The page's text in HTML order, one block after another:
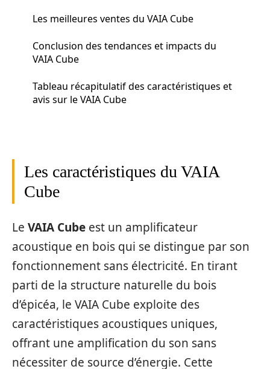
Les meilleures ventes du VAIA Cube
Conclusion des tendances et impacts du
VAIA Cube
Tableau récapitulatif des caractéristiques et
avis sur le VAIA Cube
Les caractéristiques du VAIA
Cube
Le VAIA Cube est un amplificateur
acoustique en bois qui se distingue par son
fonctionnement sans électricité. En tirant
parti de la structure naturelle du bois
d’épicéa, le VAIA Cube exploite des
caractéristiques acoustiques uniques,
offrant une amplification du son sans
nécessiter de source d’énergie. Cette